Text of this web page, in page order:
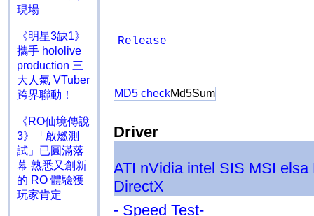
現場
《明星3缺1》
攜手 hololive
production 三
大人氣 VTuber
跨界聯動！
《RO仙境傳說
3》「啟燃測
試」已圓滿落
幕 熟悉又創新
的 RO 體驗獲
玩家肯定
Release
MD5 checkMd5Sum
Driver
ATI nVidia intel SIS MSI elsa
DirectX
- Speed Test-